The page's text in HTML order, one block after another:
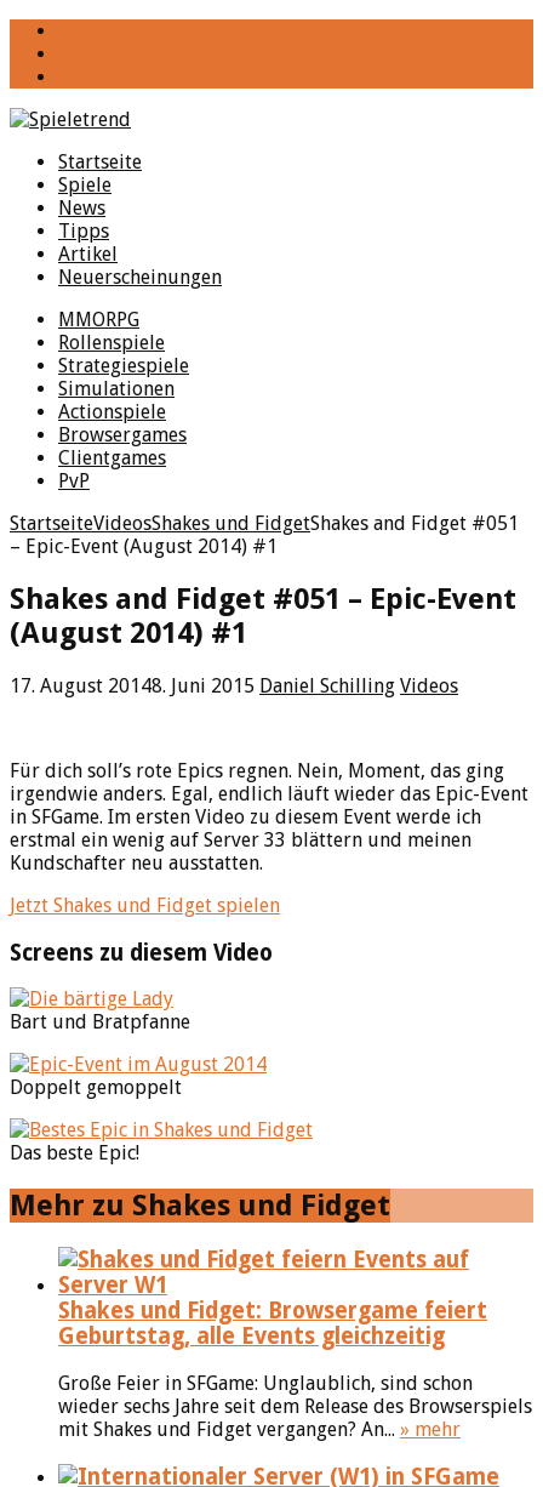
Startseite
Spiele
News
Tipps
Artikel
Neuerscheinungen
MMORPG
Rollenspiele
Strategiespiele
Simulationen
Actionspiele
Browsergames
Clientgames
PvP
StartseiteVideosShakes und FidgetShakes and Fidget #051
– Epic-Event (August 2014) #1
Shakes and Fidget #051 – Epic-Event
(August 2014) #1
17. August 20148. Juni 2015 Daniel Schilling Videos
Für dich soll’s rote Epics regnen. Nein, Moment, das ging
irgendwie anders. Egal, endlich läuft wieder das Epic-Event
in SFGame. Im ersten Video zu diesem Event werde ich
erstmal ein wenig auf Server 33 blättern und meinen
Kundschafter neu ausstatten.
Jetzt Shakes und Fidget spielen
Screens zu diesem Video
Bart und Bratpfanne
Doppelt gemoppelt
Das beste Epic!
Mehr zu Shakes und Fidget
Shakes und Fidget: Browsergame feiert
Geburtstag, alle Events gleichzeitig
Große Feier in SFGame: Unglaublich, sind schon
wieder sechs Jahre seit dem Release des Browserspiels
mit Shakes und Fidget vergangen? An... » mehr